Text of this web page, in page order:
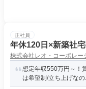
正社員
年休120日×新築社
株式会社レオ・コーポレー
想定年収550万円～！
は希望制/立ち上げなの